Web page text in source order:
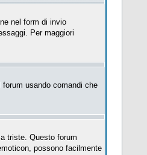
nel form di invio
Per maggiori
usando comandi che
triste. Questo forum
possono facilmente